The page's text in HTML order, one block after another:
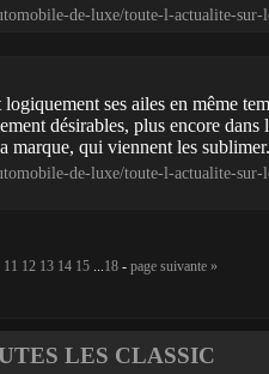
de-luxe/toute-l-actualite-
ses ailes en même
désirables, plus encore
marque, qui viennent les
de-luxe/toute-l-actualite-
11 12 13 14 15 ...18 - page suivante »
LES CLASSIC